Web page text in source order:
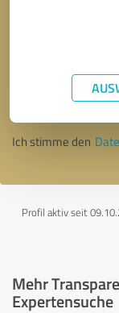
Ich stimme den
Profil aktiv seit
Mehr
Expertensuche